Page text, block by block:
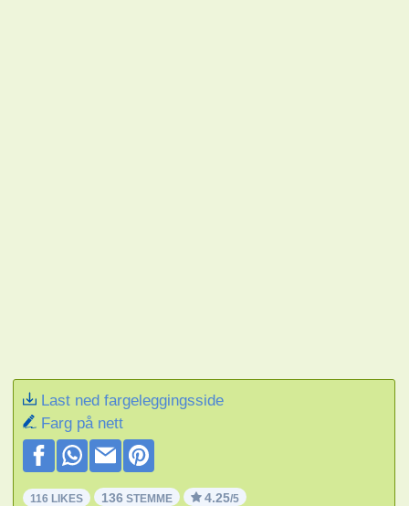
Last ned fargeleggingsside
Farg på nett
116 LIKES 136 STEMME 4.25/5